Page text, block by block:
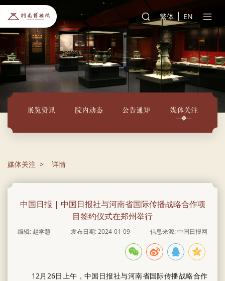
繁体 EN
展览资讯 院内动态 公告通知 媒体关注
媒体关注 详情
中国日报 | 中国日报社与河南省国际传播战略合作项
目签约仪式在郑州举行
编辑: 赵学慧 发布日期: 2024-01-09 信息来源: 中国日报网
12月26日上午，中国日报社与河南省国际传播战略合作